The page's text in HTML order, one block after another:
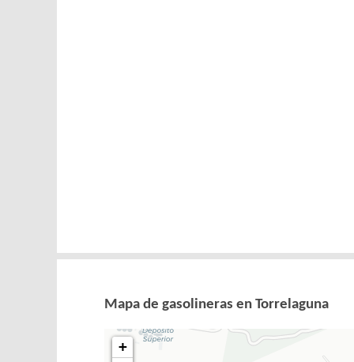
Mapa de gasolineras en Torrelaguna
+